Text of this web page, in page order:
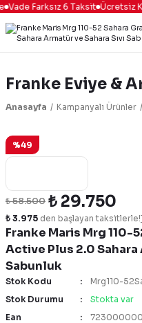
Vade Farksız 6 Taksit Ücretsiz
Franke Eviye &
Anasayfa Kampanyalı Ürünler
%49
Franke Maris Mrg 110-
Active Plus 2.0 Sahara
Sabunluk
₺ 58.500 ₺ 29.750
₺ 3.975 den başlayan taksitlerle!
Stok Kodu
Mrg110-
Stok Durumu
Stokta var
Ean